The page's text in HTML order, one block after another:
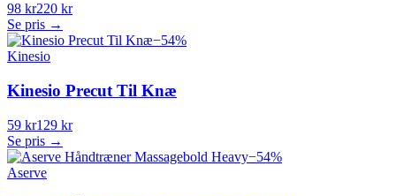
98 kr220 kr
Se pris →
−54%
Kinesio
Kinesio Precut Til Knæ
59 kr129 kr
Se pris →
−54%
Aserve